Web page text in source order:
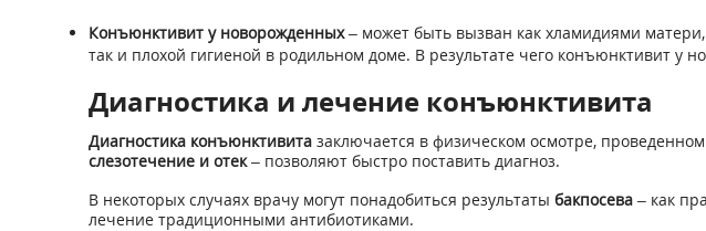
Конъюнктивит у новорожденных– может быть вызван как хламидиями
так и плохой гигиеной в родильном доме. В результате чего конъюнктивит у
Диагностика и лечение конъюнктивита
Диагностика конъюнктивитазаключается в физическом осмотре,
слезотечение и отек– позволяют быстро поставить диагноз.
В некоторых случаях врачу могут понадобиться результаты бакпосева– как
лечение традиционными антибиотиками.